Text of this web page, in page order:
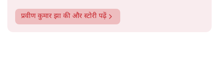
प्रवीण कुमार झा की और स्टोरी पढ़ें